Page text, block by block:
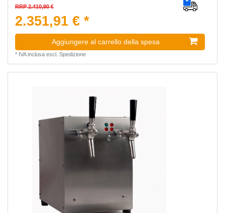
RRP 2.410,90 €
2.351,91 € *
Aggiungere al carrello della spesa
* IVA inclusaescl. Spedizione